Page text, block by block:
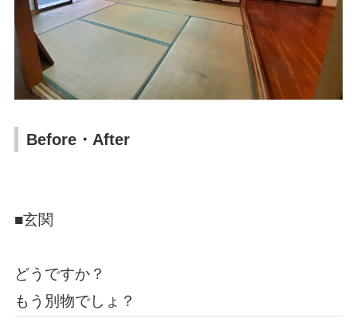
Before・After
■玄関
どうですか？
もう別物でしょ？